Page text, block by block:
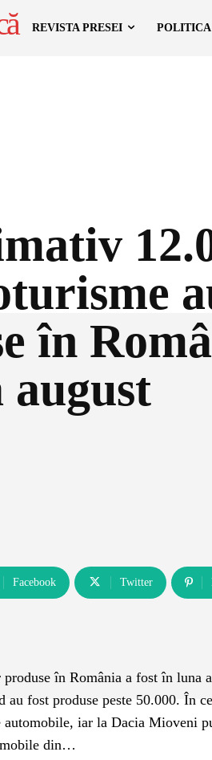
REVISTA PRESEI
în
Facebook Twitter
în România a fost în luna
au fost produse peste 50.000. În
automobile, iar la Dacia Mioveni
din…